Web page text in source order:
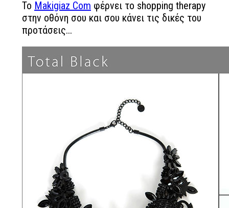
Το Makigiaz Com φέρνει το shopping therapy
στην οθόνη σου και σου κάνει τις δικές του
προτάσεις...